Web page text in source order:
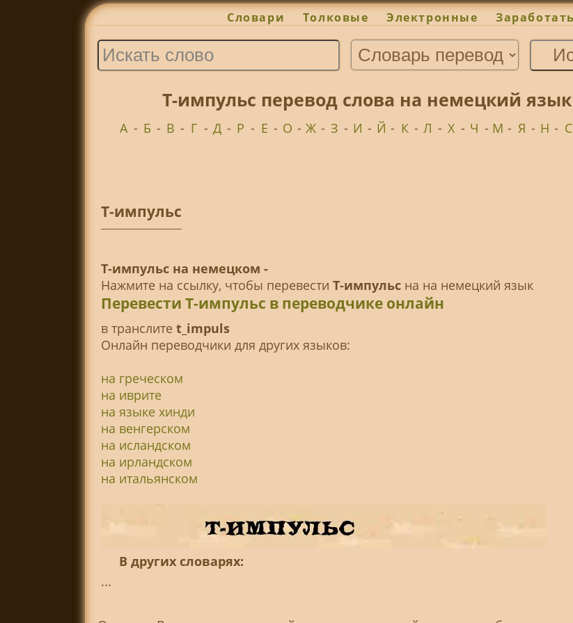
Словари Толковые Электронные Заработать
Т-импульс перевод слова на немецкий
А - Б - В - Г - Д - Р - Е - О - Ж - З - И - Й - К - Л - Х - Ч - М - Я - Н - С
Т-импульс
Т-импульс на немецком -
Нажмите на ссылку, чтобы перевести Т-импульсна на немецкий язык
Перевести Т-импульс в переводчике онлайн
в транслитe t_impuls
Онлайн переводчики для других языков:
на греческом
на иврите
на языке хинди
на венгерском
на исландском
на ирландском
на итальянском
В других словарях:
...